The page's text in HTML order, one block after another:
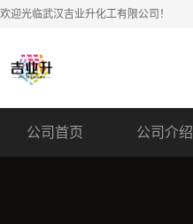
欢迎光临武汉吉业升化工有限公司！
公司首页 公司介绍